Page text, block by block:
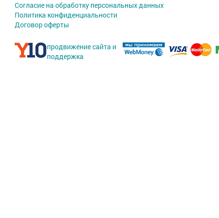
Согласие на обработку персональных данных
Политика конфиденциальности
Договор оферты
продвижение сайта и
поддержка